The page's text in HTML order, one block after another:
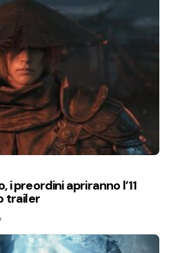
i preordini apriranno l’11
trailer